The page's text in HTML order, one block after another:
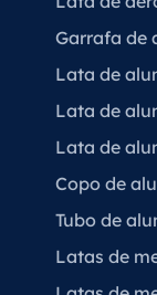
Garrafa de
Lata de
Lata de
Lata de
Copo de
Tubo de
Latas de